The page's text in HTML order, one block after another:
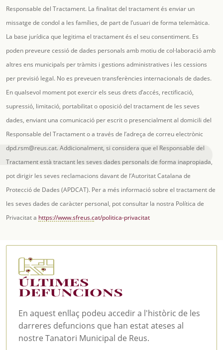
Responsable del Tractament. La finalitat del tractament és enviar un
missatge de condol a les famílies, de part de l’usuari de forma telemàtica.
La base jurídica que legitima el tractament és el seu consentiment. Es
poden preveure cessió de dades personals amb motiu de col·laboració amb
altres ens municipals per tràmits i gestions administratives i les cessions
per previsió legal. No es preveuen transferències internacionals de dades.
En qualsevol moment pot exercir els seus drets d’accés, rectificació,
supressió, limitació, portabilitat o oposició del tractament de les seves
dades, enviant una comunicació per escrit o presencialment al domicili del
Responsable del Tractament o a través de l’adreça de correu electrònic
dpd.rsm@reus.cat. Addicionalment, si considera que el Responsable del
Tractament està tractant les seves dades personals de forma inapropiada,
pot dirigir les seves reclamacions davant de l’Autoritat Catalana de
Protecció de Dades (APDCAT). Per a més informació sobre el tractament de
les seves dades de caràcter personal, pot consultar la nostra Política de
Privacitat a https://www.sfreus.cat/politica-privacitat
En aquest enllaç podeu accedir a l'històric de les
darreres defuncions que han estat ateses al
nostre Tanatori Municipal de Reus.